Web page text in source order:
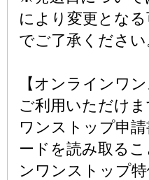
により変更とな
でご了承ください
【オンラインワ
ご利用いただけま
ワンストップ申
ードを読み取る
ンワンストップ